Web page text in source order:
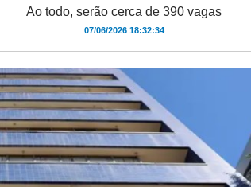
Ao todo, serão cerca de 390 vagas
07/06/2026 18:32:34